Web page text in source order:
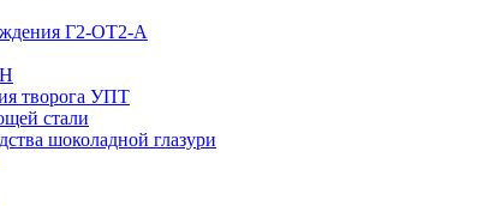
Г2-ОТ2-А
творога УПТ
стали
шоколадной глазури